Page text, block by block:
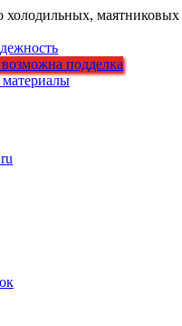
холодильных, маятниковых